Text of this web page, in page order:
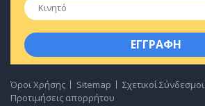
Όροι Χρήσης Sitemap
Σχετικοί Σύνδεσμοι
Προτιμήσεις απορρήτου